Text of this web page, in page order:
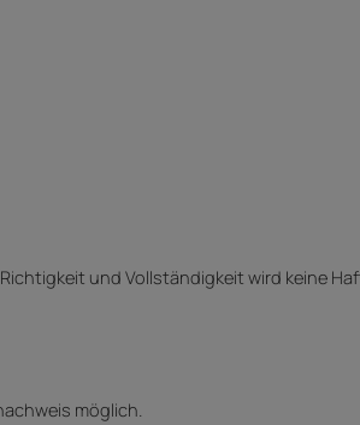
und Vollständigkeit wird keine
möglich.